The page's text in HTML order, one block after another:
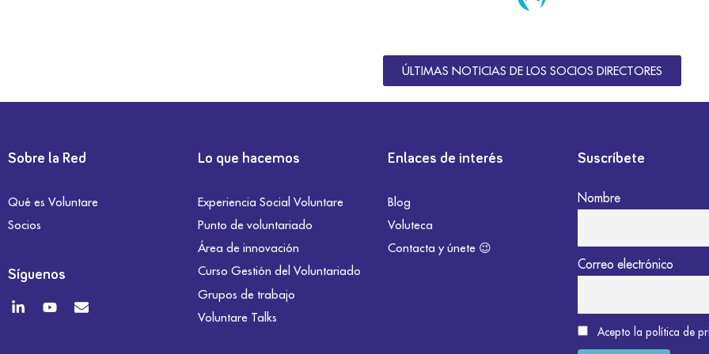
ÚLTIMAS NOTICIAS DE LOS SOCIOS DIRECTORES
Sobre la Red
Qué es Voluntare
Socios
Síguenos
Lo que hacemos
Experiencia Social Voluntare
Punto de voluntariado
Área de innovación
Curso Gestión del Voluntariado
Grupos de trabajo
Voluntare Talks
Enlaces de interés
Blog
Voluteca
Contacta y únete 😉
Suscríbete
Nombre
Correo electrónico
Acepto la política de